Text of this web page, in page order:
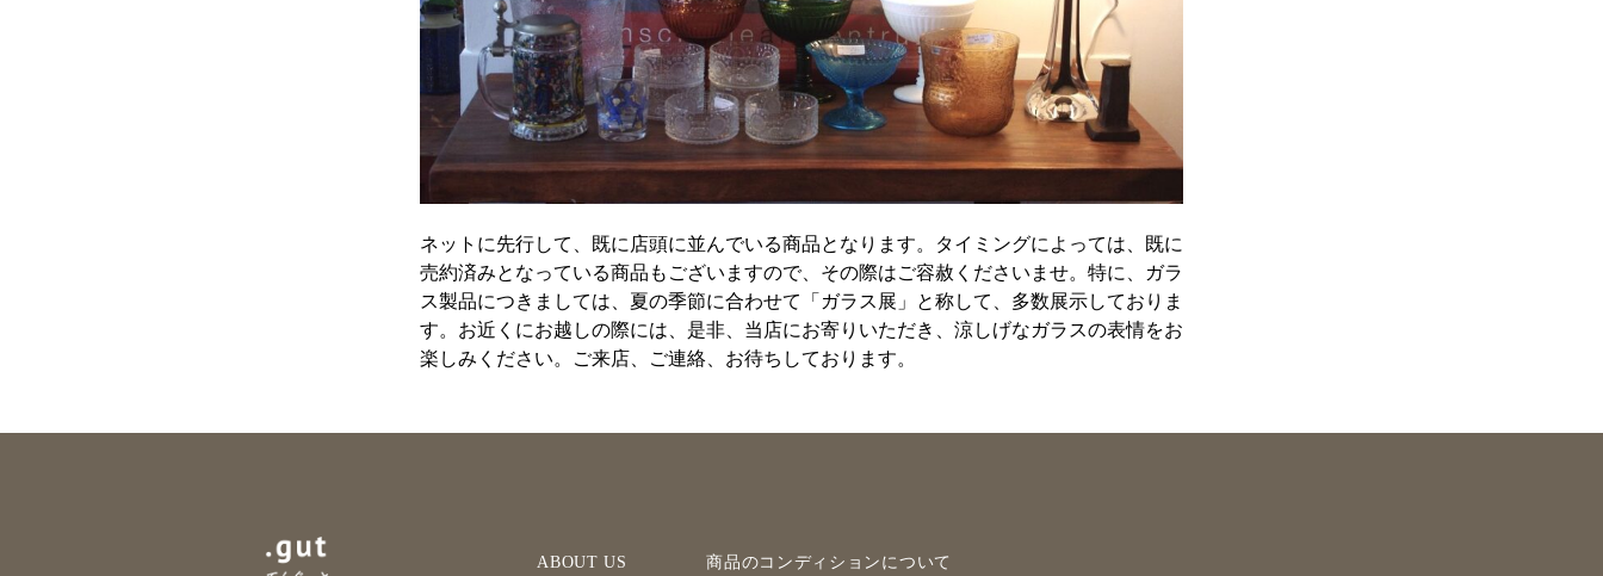
ネットに先行して、既に店頭に並んでいる商品となります。タイミングによっては、既に
売約済みとなっている商品もございますので、その際はご容赦くださいませ。特に、ガラ
ス製品につきましては、夏の季節に合わせて「ガラス展」と称して、多数展示しておりま
す。お近くにお越しの際には、是非、当店にお寄りいただき、涼しげなガラスの表情をお
楽しみください。ご来店、ご連絡、お待ちしております。
ABOUT US 商品のコンディションについて